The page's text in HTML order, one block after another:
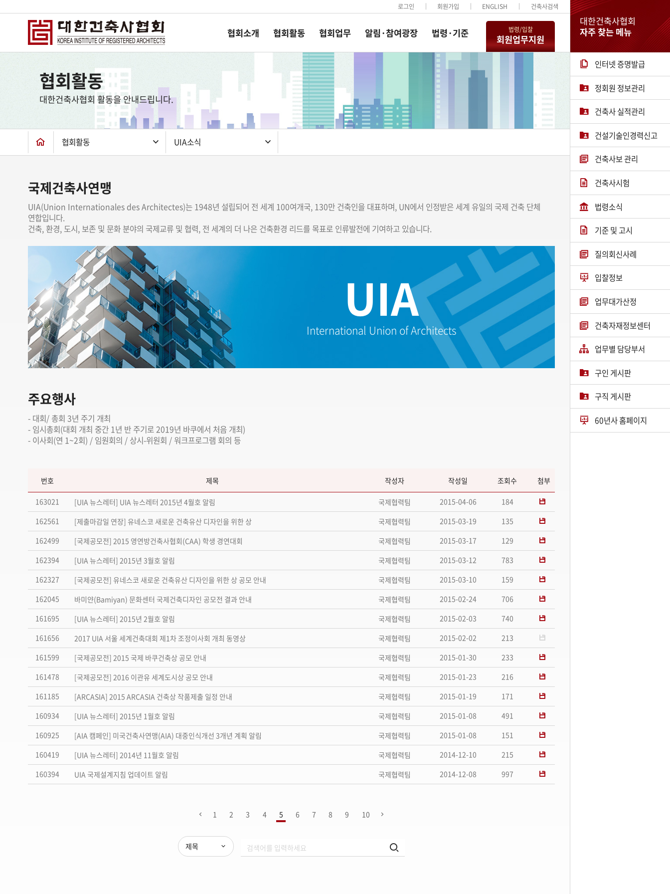
대한건축사협회
자주 찾는 메뉴
인터넷 증명발급
정회원 정보관리
건축사 실적관리
건설기술인경력신고
건축사보 관리
건축사시험
법령소식
기준 및 고시
질의회신사례
입찰정보
업무대가산정
건축자재정보센터
업무별 담당부서
구인 게시판
구직 게시판
60년사 홈페이지
로그인 회원가입 ENGLISH 건축사검색
협회소개 협회활동 협회업무 알림·참여광장 법령·기준 법령/입찰
회원업무지원
협회활동
대한건축사협회 활동을 안내드립니다.
협회활동 UIA소식
국제건축사연맹
UIA(Union Internationales des Architectes)는 1948년 설립되어 전 세계 100여개국, 130만 건축인을 대표하며, UN에서 인정받은 세계 유일의 국제 건축 단체
연합입니다.
건축, 환경, 도시, 보존 및 문화 분야의 국제교류 및 협력, 전 세계의 더 나은 건축환경 리드를 목표로 인류발전에 기여하고 있습니다.
UIA
International Union of Architects
주요행사
대회/ 총회 3년 주기 개최
임시총회(대회 개최 중간 1년 반 주기로 2019년 바쿠에서 처음 개최)
이사회(연 1~2회) / 임원회의 / 상시-위원회 / 워크프로그램 회의 등
번호 제목 작성자 작성일 조회수 첨부
163021 [UIA 뉴스레터] UIA 뉴스레터 2015년 4월호 알림 국제협력팀 2015-04-06
184
162561
[제출마감일 연장] 유네스코 새로운 건축유산 디자인을 위한 상 국제협력팀 2015-03-19
135
162499
[국제공모전] 2015 영연방건축사협회(CAA) 학생 경연대회 국제협력팀 2015-03-17
129
162394
[UIA 뉴스레터] 2015년 3월호 알림 국제협력팀 2015-03-12
783
162327
[국제공모전] 유네스코 새로운 건축유산 디자인을 위한 상 공모 안내 국제협력팀 2015-03-10
159
162045
바미얀(Bamiyan) 문화센터 국제건축디자인 공모전 결과 안내 국제협력팀 2015-02-24
706
161695
[UIA 뉴스레터] 2015년 2월호 알림 국제협력팀 2015-02-03
740
161656
2017 UIA 서울 세계건축대회 제1차 조정이사회 개최 동영상 국제협력팀 2015-02-02
213
161599
[국제공모전] 2015 국제 바쿠건축상 공모 안내 국제협력팀 2015-01-30
233
161478
[국제공모전] 2016 이관유 세계도시상 공모 안내 국제협력팀 2015-01-23
216
161185
[ARCASIA] 2015 ARCASIA 건축상 작품제출 일정 안내 국제협력팀 2015-01-19
171
160934
[UIA 뉴스레터] 2015년 1월호 알림 국제협력팀 2015-01-08
491
160925
[AIA 캠페인] 미국건축사연맹(AIA) 대중인식개선 3개년 계획 알림 국제협력팀 2015-01-08
151
160419
[UIA 뉴스레터] 2014년 11월호 알림 국제협력팀 2014-12-10
215
160394
UIA 국제설계지침 업데이트 알림 국제협력팀 2014-12-08 997
1 2 3 4 5 6 7 8 9 10
제목